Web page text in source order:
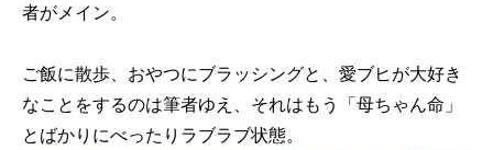
者がメイン。
ご飯に散歩、おやつにブラッシングと、愛ブヒが大好き
なことをするのは筆者ゆえ、それはもう「母ちゃん命」
とばかりにべったりラブラブ状態。